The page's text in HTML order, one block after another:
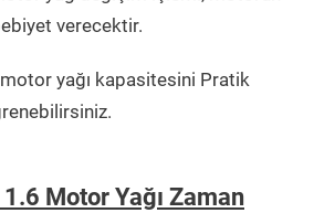
verecektir.
motor yağı kapasitesini Pratik
Motor Yağı Zaman